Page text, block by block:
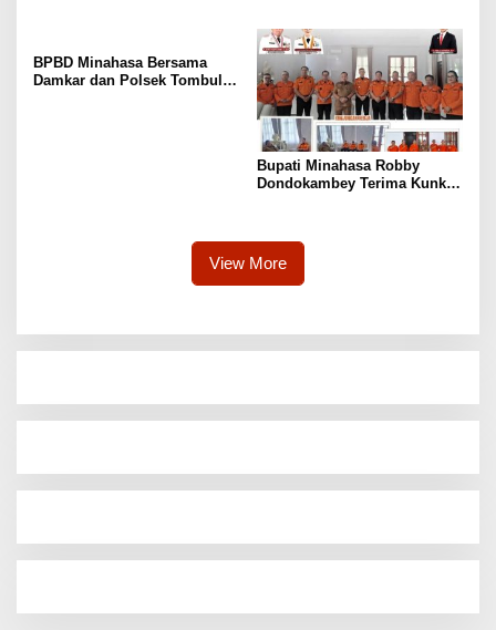
BPBD Minahasa Bersama
Damkar dan Polsek Tombulu
Bupati Minahasa Robby
Dondokambey Terima Kunker
View More